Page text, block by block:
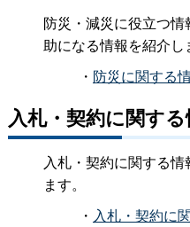
防災・減災に役立つ
助になる情報を紹介し
・ 防災に関する
入札・契約に関す
入札・契約に関する
ます。
・ 入札・契約に